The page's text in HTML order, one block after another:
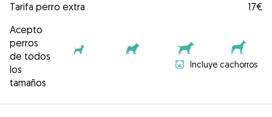
Tarifa perro extra
17€
Acepto
perros
de todos
los
tamaños
Incluye cachorros